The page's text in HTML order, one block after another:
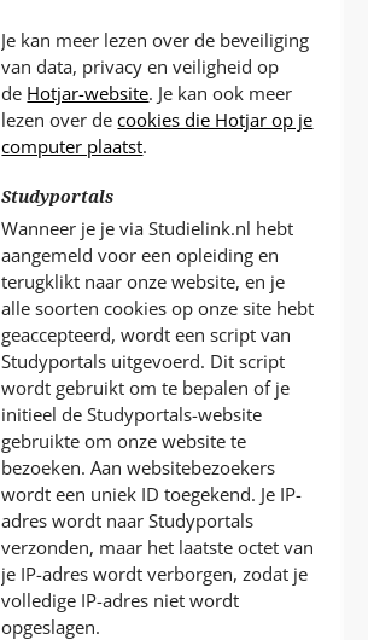
Je kan meer lezen over de beveiliging
van data, privacy en veiligheid op
de Hotjar-website. Je kan ook meer
lezen over decookies die Hotjar op je
computer plaatst.
Studyportals
Wanneer je je via Studielink.nl hebt
aangemeld voor een opleiding en
terugklikt naar onze website, en je
alle soorten cookies op onze site hebt
geaccepteerd, wordt een script van
Studyportals uitgevoerd. Dit script
wordt gebruikt om te bepalen of je
initieel de Studyportals-website
gebruikte om onze website te
bezoeken. Aan websitebezoekers
wordt een uniek ID toegekend. Je IP-
adres wordt naar Studyportals
verzonden, maar het laatste octet van
je IP-adres wordt verborgen, zodat je
volledige IP-adres niet wordt
opgeslagen.